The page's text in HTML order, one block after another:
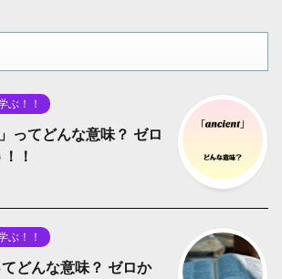
ぶ！！
ってどんな意味？ ゼロ
！
ぶ！！
どんな意味？ ゼロか